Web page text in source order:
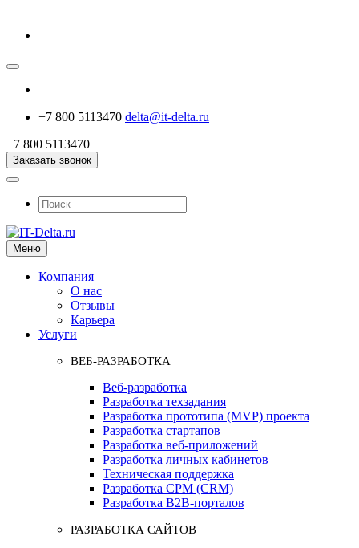
+7 800 5113470 delta@it-delta.ru
+7 800 5113470
Заказать звонок
Меню
Компания
О нас
Отзывы
Карьера
Услуги
ВЕБ-РАЗРАБОТКА
Веб-разработка
Разработка техзадания
Разработка прототипа (MVP) проекта
Разработка стартапов
Разработка веб-приложений
Разработка личных кабинетов
Техническая поддержка
Разработка СРМ (CRM)
Разработка B2B-порталов
РАЗРАБОТКА САЙТОВ